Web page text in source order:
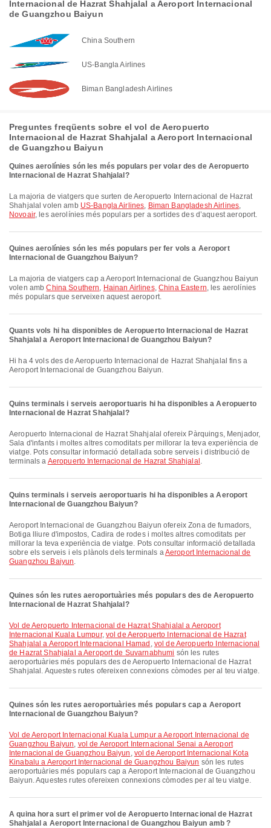
Internacional de Hazrat Shahjalal a Aeroport Internacional
de Guangzhou Baiyun
China Southern
US-Bangla Airlines
Biman Bangladesh Airlines
Preguntes freqüents sobre el vol de Aeropuerto
Internacional de Hazrat Shahjalal a Aeroport Internacional
de Guangzhou Baiyun
Quines aerolínies són les més populars per volar des de Aeropuerto
Internacional de Hazrat Shahjalal?
La majoria de viatgers que surten de Aeropuerto Internacional de Hazrat
Shahjalal volen amb US-Bangla Airlines, Biman Bangladesh Airlines,
Novoair, les aerolínies més populars per a sortides des d’aquest aeroport.
Quines aerolínies són les més populars per fer vols a Aeroport
Internacional de Guangzhou Baiyun?
La majoria de viatgers cap a Aeroport Internacional de Guangzhou Baiyun
volen ambChina Southern, Hainan Airlines,China Eastern, les aerolínies
més populars que serveixen aquest aeroport.
Quants vols hi ha disponibles de Aeropuerto Internacional de Hazrat
Shahjalal a Aeroport Internacional de Guangzhou Baiyun?
Hi ha 4 vols des de Aeropuerto Internacional de Hazrat Shahjalal fins a
Aeroport Internacional de Guangzhou Baiyun.
Quins terminals i serveis aeroportuaris hi ha disponibles a Aeropuerto
Internacional de Hazrat Shahjalal?
Aeropuerto Internacional de Hazrat Shahjalal ofereix Pàrquings, Menjador,
Sala d'infants i moltes altres comoditats per millorar la teva experiència de
viatge. Pots consultar informació detallada sobre serveis i distribució de
terminals a Aeropuerto Internacional de Hazrat Shahjalal .
Quins terminals i serveis aeroportuaris hi ha disponibles a Aeroport
Internacional de Guangzhou Baiyun?
Aeroport Internacional de Guangzhou Baiyun ofereix Zona de fumadors,
Botiga lliure d'impostos, Cadira de rodes i moltes altres comoditats per
millorar la teva experiència de viatge. Pots consultar informació detallada
sobre els serveis i els plànols dels terminals aAeroport Internacional de
Guangzhou Baiyun.
Quines són les rutes aeroportuàries més populars des de Aeropuerto
Internacional de Hazrat Shahjalal?
vol de Aeropuerto Internacional de Hazrat Shahjalal a Aeroport
Internacional Kuala Lumpur, vol de Aeropuerto Internacional de Hazrat
Shahjalal a Aeroport Internacional Hamad , vol de Aeropuerto Internacional
de Hazrat Shahjalal a Aeroport de Suvarnabhumi són les rutes
aeroportuàries més populars des de Aeropuerto Internacional de Hazrat
Shahjalal. Aquestes rutes ofereixen connexions còmodes per al teu viatge.
Quines són les rutes aeroportuàries més populars cap a Aeroport
Internacional de Guangzhou Baiyun?
vol de Aeroport Internacional Kuala Lumpur a Aeroport Internacional de
Guangzhou Baiyun, vol de Aeroport Internacional Senai a Aeroport
Internacional de Guangzhou Baiyun , vol de Aeroport Internacional Kota
Kinabalu a Aeroport Internacional de Guangzhou Baiyun són les rutes
aeroportuàries més populars cap a Aeroport Internacional de Guangzhou
Baiyun. Aquestes rutes ofereixen connexions còmodes per al teu viatge.
A quina hora surt el primer vol de Aeropuerto Internacional de Hazrat
Shahjalal a Aeroport Internacional de Guangzhou Baiyun amb ?